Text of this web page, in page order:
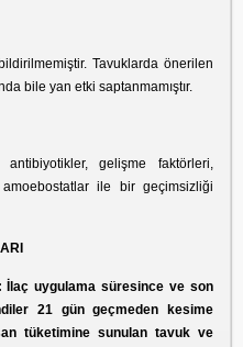
Tavuklarda önerilen
bile yan etki saptanmamıştır.
gelişme faktörleri,
ile bir geçimsizliği
: İlaç uygulama süresince ve son
21 gün geçmeden kesime
tüketimine sunulan tavuk ve